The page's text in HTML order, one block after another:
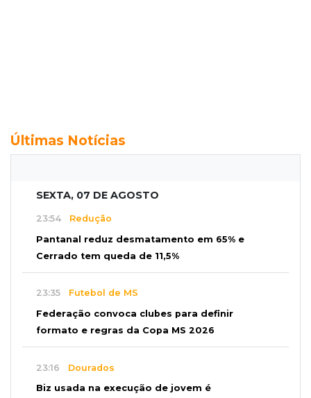
Últimas Notícias
SEXTA, 07 DE AGOSTO
23:54 Redução
Pantanal reduz desmatamento em 65% e
Cerrado tem queda de 11,5%
23:35 Futebol de MS
Federação convoca clubes para definir
formato e regras da Copa MS 2026
23:16 Dourados
Biz usada na execução de jovem é